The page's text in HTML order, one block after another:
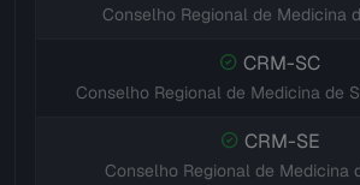
Conselho Regional de Medicina
CRM-SC
Conselho Regional de Medicina de
CRM-SE
Conselho Regional de Medicina